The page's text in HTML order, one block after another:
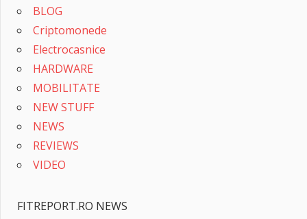
BLOG
Criptomonede
Electrocasnice
HARDWARE
MOBILITATE
NEW STUFF
NEWS
REVIEWS
VIDEO
FITREPORT.RO NEWS